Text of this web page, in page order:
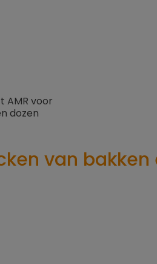
van bakken